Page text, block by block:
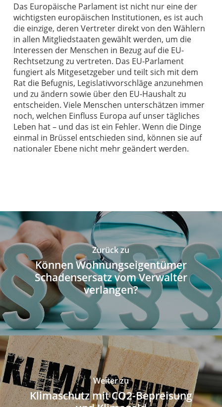
Das Europäische Parlament ist nicht nur eine der
wichtigsten europäischen Institutionen, es ist auch
die einzige, deren Vertreter direkt von den Wählern
in allen Mitgliedstaaten gewählt werden, um die
Interessen der Menschen in Bezug auf die EU-
Rechtsetzung zu vertreten. Das EU-Parlament
fungiert als Mitgesetzgeber und teilt sich mit dem
Rat die Befugnis, Legislativvorschläge anzunehmen
und zu ändern sowie über den EU-Haushalt zu
entscheiden. Viele Menschen unterschätzen immer
noch, welchen Einfluss Europa auf unser tägliches
Leben hat – und das ist ein Fehler. Wenn die Dinge
einmal in Brüssel entschieden sind, können sie auf
nationaler Ebene nicht mehr geändert werden.
Zurück zu
Können Wohnungseigentümer
Schadensersatz vom Verwalter
verlangen?
Weiter zu
Klimaschutz mit CO2-Bepreisung